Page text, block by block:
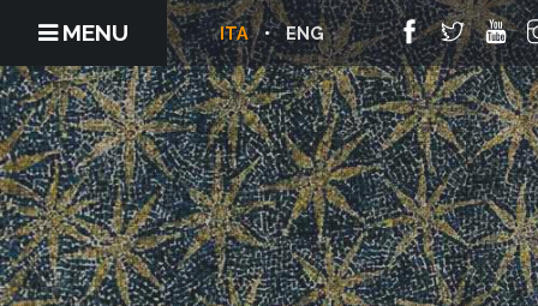
MENU ENG
ITA